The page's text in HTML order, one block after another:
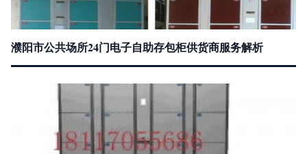
濮阳市公共场所24门电子自助存包柜供货商服务解析